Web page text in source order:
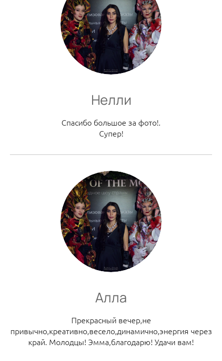
Нелли
Спасибо большое за фото!.
Супер!
Алла
Прекрасный вечер,не
привычно,креативно,весело,динамично,энергия через
край. Молодцы! Эмма,благодарю! Удачи вам!